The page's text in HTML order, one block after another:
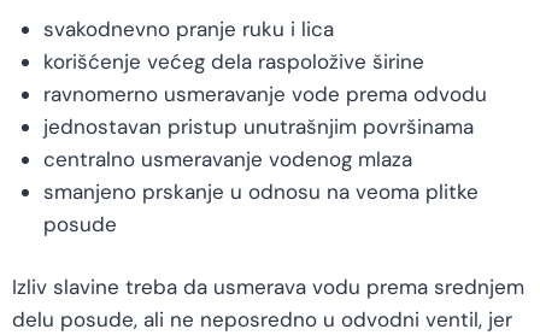
svakodnevno pranje ruku i lica
korišćenje većeg dela raspoložive širine
ravnomerno usmeravanje vode prema odvodu
jednostavan pristup unutrašnjim površinama
centralno usmeravanje vodenog mlaza
smanjeno prskanje u odnosu na veoma plitke
posude
Izliv slavine treba da usmerava vodu prema srednjem
delu posude, ali ne neposredno u odvodni ventil, jer